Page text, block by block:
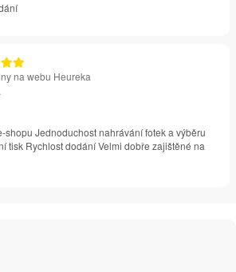
na webu Heureka
shopu Jednoduchost nahrávání fotek a výběru
tisk Rychlost dodání Velmi dobře zajištěné na